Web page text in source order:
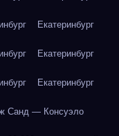
Екатеринбург
Екатеринбург
Екатеринбург
Санд — Консуэло